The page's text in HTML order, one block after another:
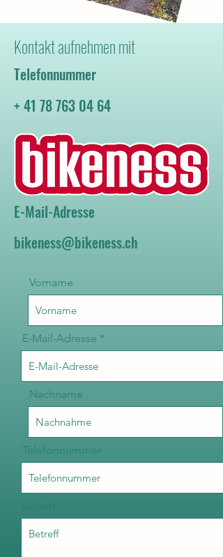
Kontakt aufnehmen mit
Telefonnummer
+ 41 78 763 04 64
E-Mail-Adresse
bikeness@bikeness.ch
Vorname
E-Mail-Adresse
Nachname
Telefonnummer